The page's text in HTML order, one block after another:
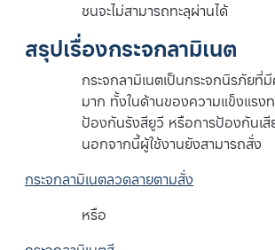
ชนจะไม่สามารถทะลุผ่านได้
สรุปเรื่องกระจกลามิเนต
กระจกลามิเนตเป็นกระจกนิรภัย
มาก ทั้งในด้านของความแข็งแรง
ป้องกันรังสียูวี หรือการป้องกันเ
นอกจากนี้ผู้ใช้งานยังสามารถสั่ง
กระจกลามิเนตลวดลายตามสั่ง
หรือ